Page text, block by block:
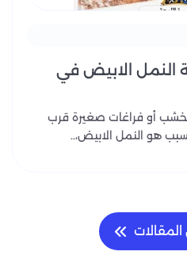
النمل الابيض في
أو فراغات صغيرة قرب
هو النمل الابيض،..
المقالات